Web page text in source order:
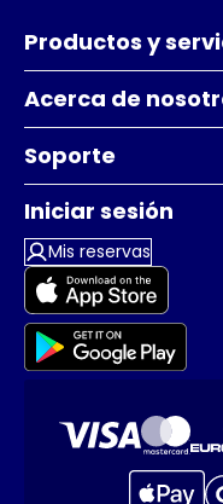
Productos y
Acerca de
Soporte
Iniciar sesión
Mis reservas